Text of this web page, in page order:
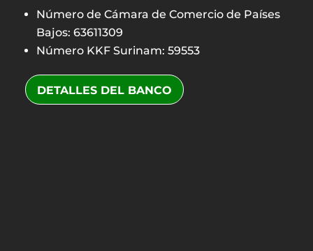
Número de Cámara de Comercio de Países
Bajos: 63611309
Número KKF Surinam: 59553
DETALLES DEL BANCO